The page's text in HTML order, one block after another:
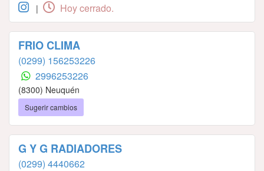
| Hoy cerrado.
FRIO CLIMA
(0299) 156253226
2996253226
(8300) Neuquén
Sugerir cambios
G Y G RADIADORES
(0299) 4440662